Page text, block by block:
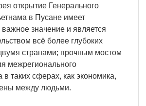
открытие Генерального
в Пусане имеет
важное значение и является
всё более глубоких
странами; прочным мостом
межрегионального
в таких сферах, как экономика,
между людьми.